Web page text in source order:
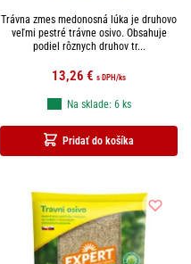
Trávna zmes medonosná lúka je druhovo
veľmi pestré trávne osivo. Obsahuje
podiel rôznych druhov tr...
13,26 € s DPH /ks
Pridať do košíka
Na sklade: 6 ks